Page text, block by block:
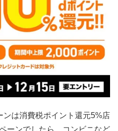
は消費税ポイント還元5%店
ーンでしたら、コンビニなど